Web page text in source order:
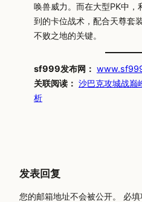
唤兽威力。而在大型PK中，
到的卡位战术，配合天尊套
不败之地的关键。
sf999发布网：
关联阅读： 沙巴克攻城战巅
析
发表回复
您的邮箱地址不会被公开。 必